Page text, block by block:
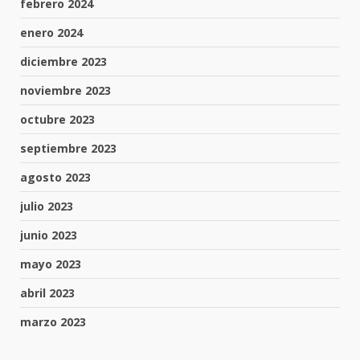
febrero 2024
enero 2024
diciembre 2023
noviembre 2023
octubre 2023
septiembre 2023
agosto 2023
julio 2023
junio 2023
mayo 2023
abril 2023
marzo 2023